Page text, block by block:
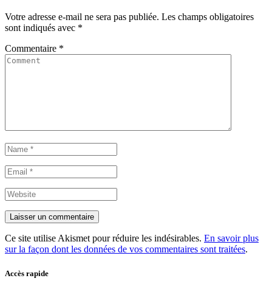
Votre adresse e-mail ne sera pas publiée. Les champs obligatoires
sont indiqués avec *
Commentaire *
Ce site utilise Akismet pour réduire les indésirables. En savoir plus
sur la façon dont les données de vos commentaires sont traitées.
Accès rapide